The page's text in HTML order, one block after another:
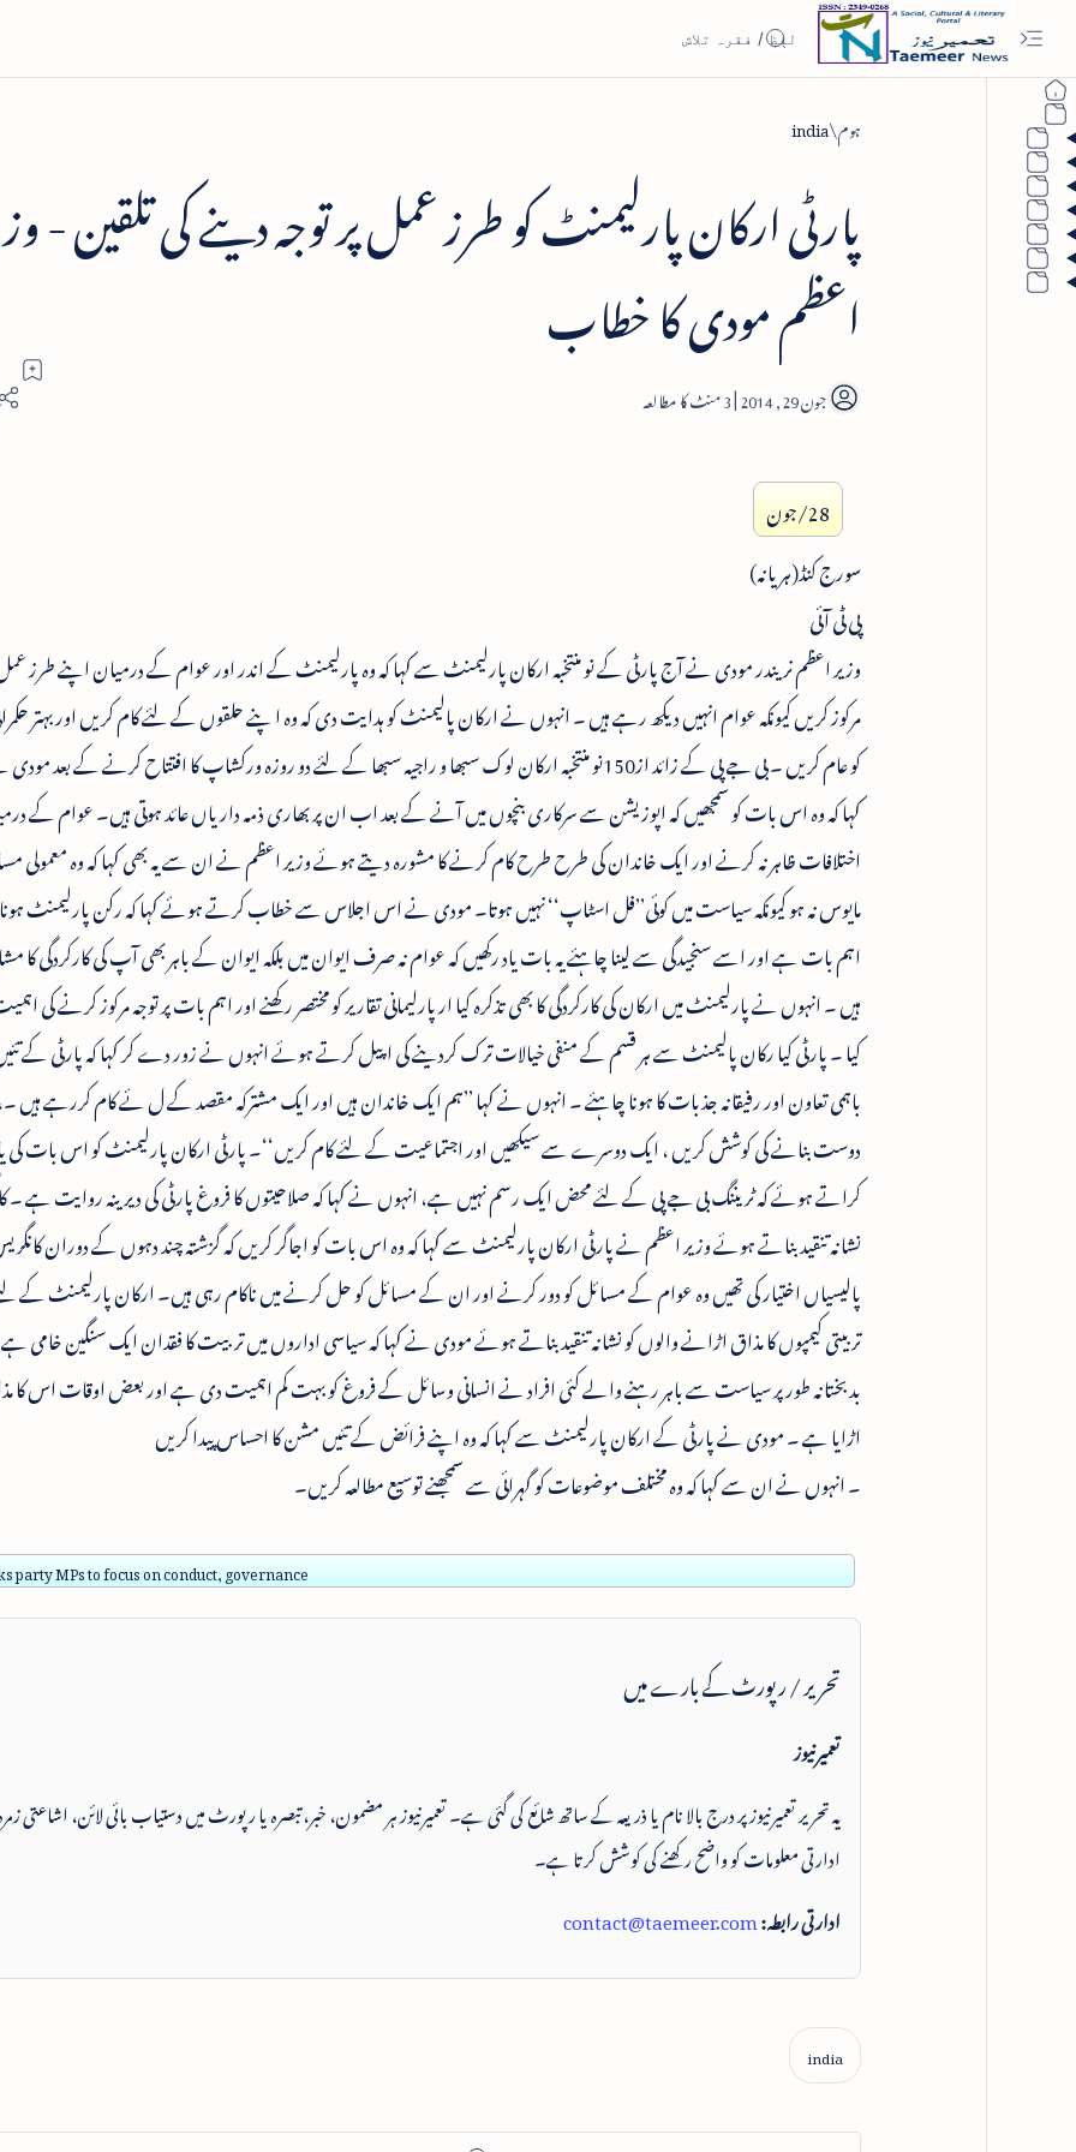
ہوم india
پارٹی ارکان پارلیمنٹ کو طرز عمل پر توجہ دینے کی تلقین -
اعظم مودی کا خطاب
3
28/جون
سورج کنڈ(ہریانہ)
پی ٹی آئی
وزیر اعظم نریندر مودی نے آج پارٹی کے نو منتخبہ ارکان پارلیمنٹ سے کہا کہ وہ پارلیمنٹ کے اندر اور عوام کے درمیان اپنے طرز
مرکوز کریں کیونکہ عوام انہیں دیکھ رہے ہیں ۔ انہوں نے ارکان پالیمنٹ کو ہدایت دی کہ وہ ا پنے حلقوں کے لئے کام کریں اور بہتر
کو عام کریں ۔ بی جے پی کے زائد از150نو منتخبہ ارکان لوک سبھا و راجیہ سبھا کے لئے دو روزہ ورکشاپ کا افتتاح کرنے کے
کہا کہ وہ اس بات کو سمجھیں کہ اپوزیشن سے سرکاری بنچوں میں آنے کے بعد اب ان پر بھاری ذمہ داریاں عائد ہوتی ہیں۔ عوام کے
اختلافات ظاہر نہ کرنے اور ایک خاندان کی طرح طرح کام کرنے کا مشورہ دیتے ہوئے وزیر اعظم نے ان سے یہ بھی کہا کہ وہ معمولی
مایوس نہ ہو کیونکہ سیاست میں کوئی’’فل اسٹاپ‘‘ نہیں ہوتا۔ مودی نے اس اجلاس سے خطاب کرتے ہوئے کہا کہ رکن پارلیمنٹ
اہم بات ہے اور اسے سنجیدگی سے لینا چاہئے یہ بات یاد رکھیں کہ عوام نہ صرف ایوان میں بلکہ ایوان کے باہر بھی آپ کی کارکردگی کا
ہیں ۔ انہوں نے پارلیمنٹ میں ارکان کی کارکردگی کا بھی تذکرہ کیا ار پارلیمانی تقاریر کو مختصر رکھنے اور اہم بات پر توجہ مرکوز کرنے کی
کیا ۔ پارٹی کیا رکان پالیمنٹ سے ہر قسم کے منفی خیالات ترک کردینے کی اپیل کرتے ہوئے انہوں نے زور دے کر کہا کہ پارٹی کے
باہمی تعاون اور رفیقانہ جذبات کا ہونا چاہئے ۔ انہوں نے کہا ’’ہم ایک خاندان ہیں اور ایک مشترکہ مقصد کے ل ئے کام کررہے ہیں
دوست بنانے کی کوشش کریں ، ایک دوسرے سے سیکھیں اور اجتماعیت کے لئے کام کریں‘‘۔ پارٹی ارکان پارلیمنٹ کو اس بات کی
کراتے ہوئے کہ ٹریننگ بی جے پی کے لئے محض ایک رسم نہیں ہے، انہوں نے کہا کہ صلاحیتوں کا فروغ پارٹی کی دیرینہ روایت ہے ۔
نشانہ تنقید بناتے ہوئے وزیر اعظم نے پارٹی ارکان پارلیمنٹ سے کہا کہ وہ اس بات کو اجاگر کریں کہ گزشتہ چند دہوں کے دوران
پالیسیاں اختیار کی تھیں وہ عوام کے مسائل کو دور کرنے اور ان کے مسائل کو حل کرنے میں ناکام رہی ہیں۔ ارکان پارلیمنٹ کے
تربیتی کیمپوں کا مذاق اڑانے والوں کو نشانہ تنقید بناتے ہوئے مودی نے کہا کہ سیاسی اداروں میں تربیت کا فقدان ایک سنگین خامی
بدبختانہ طور پر سیاست سے باہر رہنے والے کئی افراد نے انسانی وسائل کے فروغ کو بہت کم اہمیت دی ہے اور بعض اوقات اس کا
اڑایا ہے ۔ مودی نے پارٹی کے ارکان پارلیمنٹ سے کہا کہ وہ اپنے فرائض کے تئیں مشن کا احساس پیدا کریں
۔ انہوں نے ان سے کہا کہ وہ مختلف موضوعات کو گہرائی سے سمجھنے توسیع مطالعہ کریں۔
party MPs to focus on conduct, governance
تحریر / رپورٹ کے بارے میں
تعمیرنیوز
یہ تحریر تعمیرنیوز پر درج بالا نام یا ذریعہ کے ساتھ شائع کی گئی ہے۔ تعمیرنیوز ہر مضمون، خبر، تبصرہ یا رپورٹ میں دستیاب بائی لائن، اشاعتی
ادارتی معلومات کو واضح رکھنے کی کوشش کرتا ہے۔
ادارتی رابطہ:contact@taemeer.com